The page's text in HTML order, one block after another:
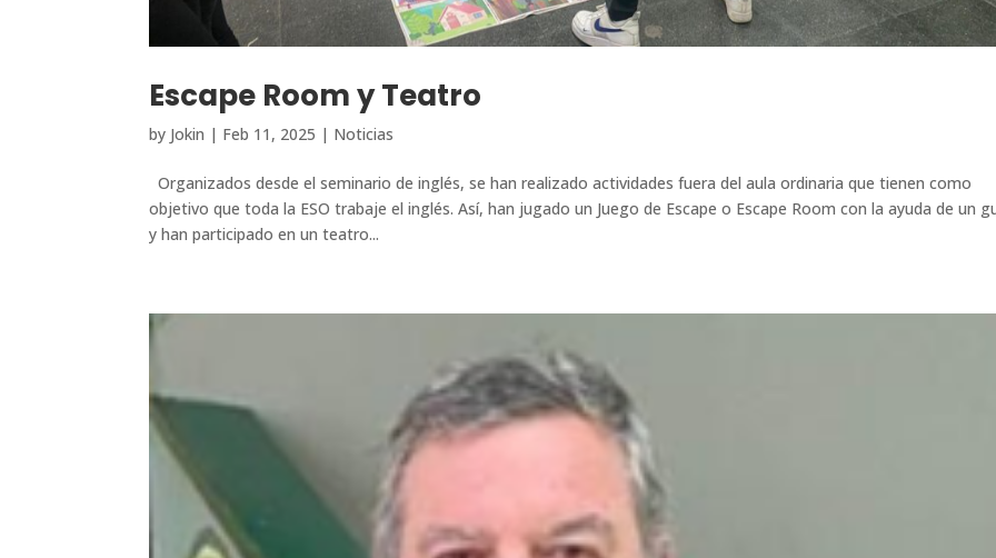
Escape Room y Teatro
by Jokin | Feb 11, 2025 | Noticias
Organizados desde el seminario de inglés, se han realizado actividades fuera del aula ordinaria que tienen como
objetivo que toda la ESO trabaje el inglés. Así, han jugado un Juego de Escape o Escape Room con la ayuda de un
y han participado en un teatro...